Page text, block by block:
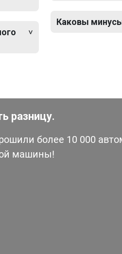
Каковы
разницу.
более 10 000
машины!